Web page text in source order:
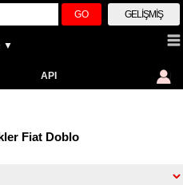
GO GELIŞMIŞ
▼
API
Fiat Doblo